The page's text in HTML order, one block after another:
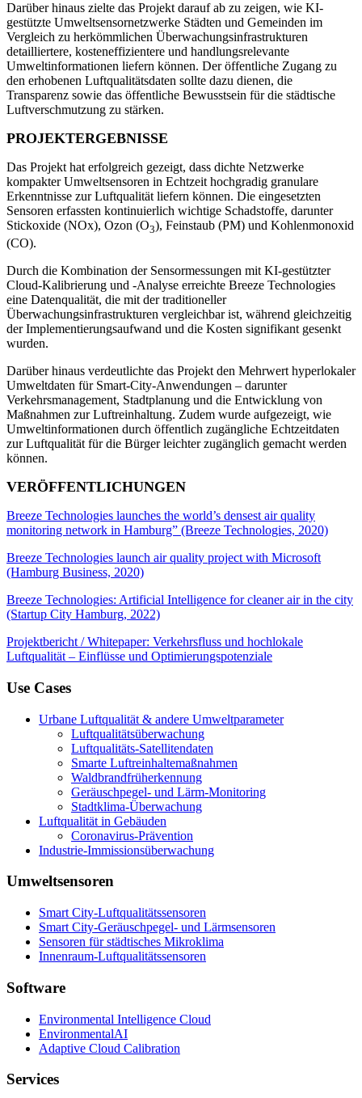
Darüber hinaus zielte das Projekt darauf ab zu zeigen, wie KI-
gestützte Umweltsensornetzwerke Städten und Gemeinden im
Vergleich zu herkömmlichen Überwachungsinfrastrukturen
detailliertere, kosteneffizientere und handlungsrelevante
Umweltinformationen liefern können. Der öffentliche Zugang zu
den erhobenen Luftqualitätsdaten sollte dazu dienen, die
Transparenz sowie das öffentliche Bewusstsein für die städtische
Luftverschmutzung zu stärken.
PROJEKTERGEBNISSE
Das Projekt hat erfolgreich gezeigt, dass dichte Netzwerke
kompakter Umweltsensoren in Echtzeit hochgradig granulare
Erkenntnisse zur Luftqualität liefern können. Die eingesetzten
Sensoren erfassten kontinuierlich wichtige Schadstoffe, darunter
Stickoxide (NOx), Ozon (O3), Feinstaub (PM) und Kohlenmonoxid
(CO).
Durch die Kombination der Sensormessungen mit KI-gestützter
Cloud-Kalibrierung und -Analyse erreichte Breeze Technologies
eine Datenqualität, die mit der traditioneller
Überwachungsinfrastrukturen vergleichbar ist, während gleichzeitig
der Implementierungsaufwand und die Kosten signifikant gesenkt
wurden.
Darüber hinaus verdeutlichte das Projekt den Mehrwert hyperlokaler
Umweltdaten für Smart-City-Anwendungen – darunter
Verkehrsmanagement, Stadtplanung und die Entwicklung von
Maßnahmen zur Luftreinhaltung. Zudem wurde aufgezeigt, wie
Umweltinformationen durch öffentlich zugängliche Echtzeitdaten
zur Luftqualität für die Bürger leichter zugänglich gemacht werden
können.
VERÖFFENTLICHUNGEN
Breeze Technologies launches the world’s densest air quality
monitoring network in Hamburg” (Breeze Technologies, 2020)
Breeze Technologies launch air quality project with Microsoft
(Hamburg Business, 2020)
Breeze Technologies: Artificial Intelligence for cleaner air in the city
(Startup City Hamburg, 2022)
Projektbericht / Whitepaper: Verkehrsfluss und hochlokale
Luftqualität – Einflüsse und Optimierungspotenziale
Use Cases
Urbane Luftqualität & andere Umweltparameter
Luftqualitätsüberwachung
Luftqualitäts-Satellitendaten
Smarte Luftreinhaltemaßnahmen
Waldbrandfrüherkennung
Geräuschpegel- und Lärm-Monitoring
Stadtklima-Überwachung
Luftqualität in Gebäuden
Coronavirus-Prävention
Industrie-Immissionsüberwachung
Umweltsensoren
Smart City-Luftqualitätssensoren
Smart City-Geräuschpegel- und Lärmsensoren
Sensoren für städtisches Mikroklima
Innenraum-Luftqualitätssensoren
Software
Environmental Intelligence Cloud
EnvironmentalAI
Adaptive Cloud Calibration
Services